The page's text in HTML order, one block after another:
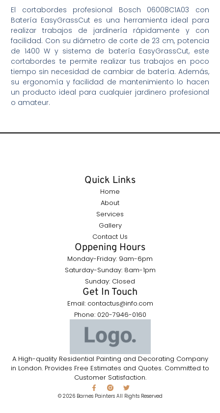
El cortabordes profesional Bosch 06008C1A03 con
Batería EasyGrassCut es una herramienta ideal para
realizar trabajos de jardinería rápidamente y con
facilidad. Con su diámetro de corte de 23 cm, potencia
de 1400 W y sistema de batería EasyGrassCut, este
cortabordes te permite realizar tus trabajos en poco
tiempo sin necesidad de cambiar de batería. Además,
su ergonomía y facilidad de mantenimiento lo hacen
un producto ideal para cualquier jardinero profesional
o amateur.
A High-quality Residential Painting and Decorating Company
in London. Provides Free Estimates and Quotes. Committed to
Customer Satisfaction.
© 2026 Barnes Painters All Rights Reserved
Quick Links
Home
About
Services
Gallery
Contact Us
Oppening Hours
Monday-Friday: 9am-6pm
Saturday-Sunday: 8am-1pm
Sunday: Closed
Get In Touch
Email: contactus@info.com
Phone: 020-7946-0160